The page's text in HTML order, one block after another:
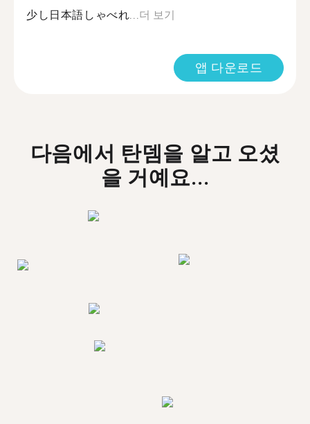
少し日本語しゃべれ...더 보기
앱 다운로드
다음에서 탄뎀을 알고 오셨
을 거예요...